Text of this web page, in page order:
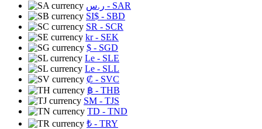
ر.س - SAR
SI$ - SBD
SR - SCR
kr- SEK
$ - SGD
Le - SLE
Le - SLL
₡ - SVC
฿ - THB
ЅМ - TJS
TD - TND
₺ - TRY